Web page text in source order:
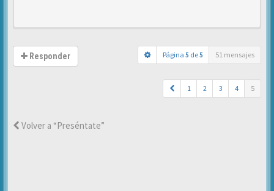
Responder Página 5 de5 51 mensajes
1 2 3 4 5
Volver a “Preséntate”